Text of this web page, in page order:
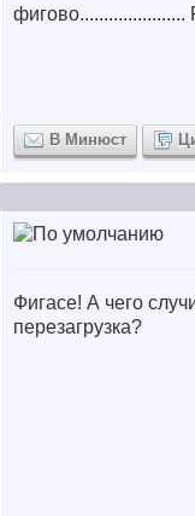
В Минюст
Фигасе! А чего
перезагрузка?